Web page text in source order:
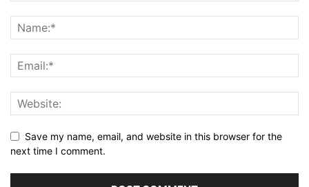
Save my name, email, and website in this browser for the
next time I comment.